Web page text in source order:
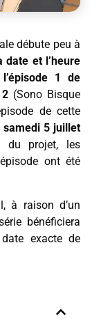
débute peu à
et l’heure
1 de
(Sono Bisque
de cette
samedi 5 juillet
projet, les
ont été
à raison d’un
bénéficiera
exacte de